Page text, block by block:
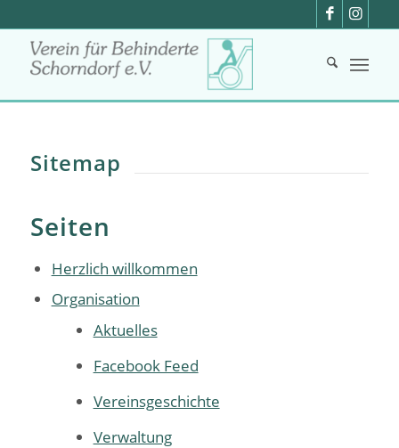
Sitemap
Seiten
Herzlich willkommen
Organisation
Aktuelles
Facebook Feed
Vereinsgeschichte
Verwaltung